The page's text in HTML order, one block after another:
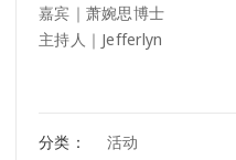
嘉宾｜萧婉思博士
主持人｜Jefferlyn
分类： 活动